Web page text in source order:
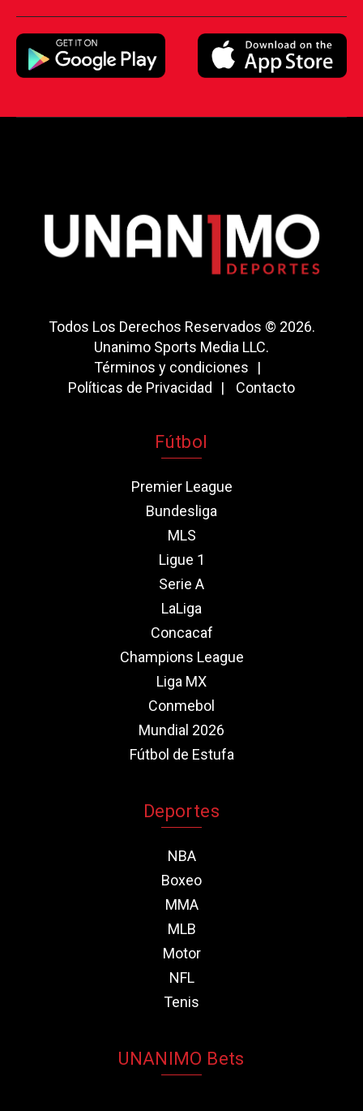
Todos Los Derechos Reservados © 2026.
Unanimo Sports Media LLC.
Términos y condiciones
Políticas de Privacidad
Contacto
Fútbol
Premier League
Bundesliga
MLS
Ligue 1
Serie A
LaLiga
Concacaf
Champions League
Liga MX
Conmebol
Mundial 2026
Fútbol de Estufa
Deportes
NBA
Boxeo
MMA
MLB
Motor
NFL
Tenis
UNANIMO Bets